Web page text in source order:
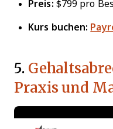
Preis: $799 pro
Kurs buchen:
5.
Praxis und